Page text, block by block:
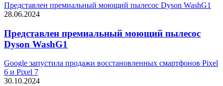
Представлен премиальный моющий пылесос Dyson WashG1
28.06.2024
Представлен премиальный моющий пылесос
Dyson WashG1
Google запустила продажи восстановленных смартфонов Pixel
6 и Pixel 7
30.10.2024